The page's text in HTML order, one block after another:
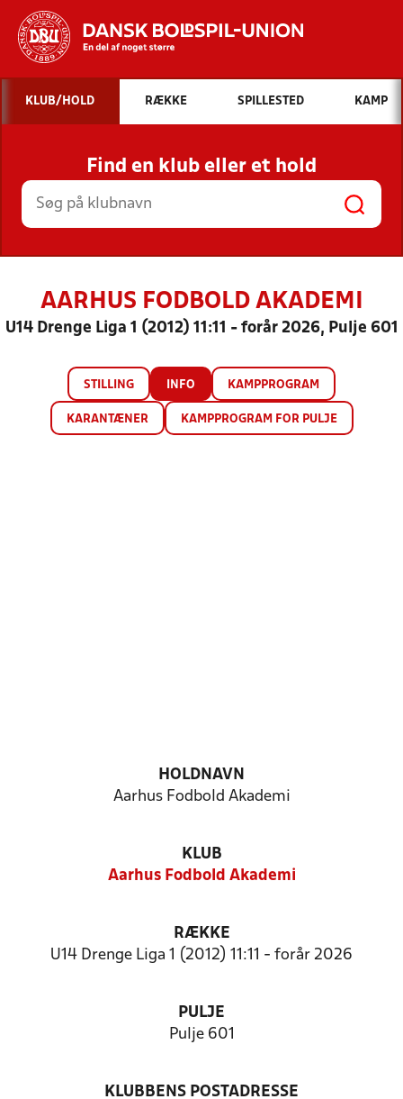
Hvad vil du søge efter?
INDHOLD OG NYHEDER
STILLINGER, RESULTATER, KLUBBER OG
HOLD
KLUB/HOLD RÆKKE SPILLESTED KAMP
Find en klub eller et hold
AARHUS FODBOLD AKADEMI
U14 Drenge Liga 1 (2012) 11:11 - forår 2026, Pulje 601
STILLING INFO KAMPPROGRAM
KARANTÆNER KAMPPROGRAM FOR PULJE
HOLDNAVN
Aarhus Fodbold Akademi
KLUB
Aarhus Fodbold Akademi
RÆKKE
U14 Drenge Liga 1 (2012) 11:11 - forår 2026
PULJE
Pulje 601
KLUBBENS POSTADRESSE